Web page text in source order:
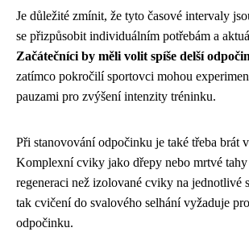
Je důležité zmínit, že tyto časové intervaly
se přizpůsobit individuálním potřebám a
Začátečníci by měli volit spíše delší
zatímco pokročilí sportovci mohou
pauzami pro zvýšení intenzity tréninku.
Při stanovování odpočinku je také třeba brát
Komplexní cviky jako dřepy nebo mrtvé
regeneraci než izolované cviky na jednotlivé
tak cvičení do svalového selhání vyžaduje
odpočinku.